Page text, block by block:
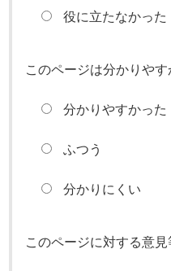
役に立たなかった
このページは分かりやす
分かりやすかった
ふつう
分かりにくい
このページに対する意見